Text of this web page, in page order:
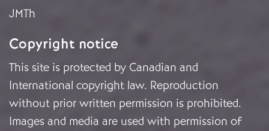
JMTh
Copyright notice
This site is protected by Canadian and
International copyright law. Reproduction
without prior written permission is prohibited.
Images and media are used with permission of